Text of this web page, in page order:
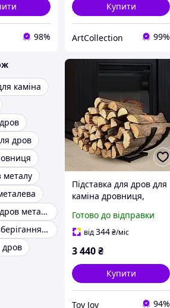
98%
Купити
ArtСollection 99%
каміна
дров
металу
Кошик для дров металевий
Місце для зберігання дров
дров
Підставка для дров для
каміна дровниця,
дуги для зберігання
дров біля каміна або
Готово до відправки
від344₴/міс
3 440₴
Купити
Toy Joy 94%